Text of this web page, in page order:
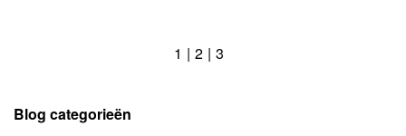
1 2 3
Blog categorieën